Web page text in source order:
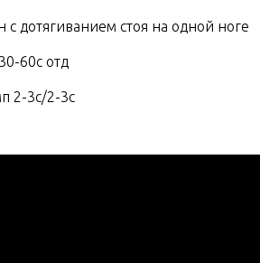
с дотягиванием стоя на одной ноге
60с отд
2-3c/2-3c